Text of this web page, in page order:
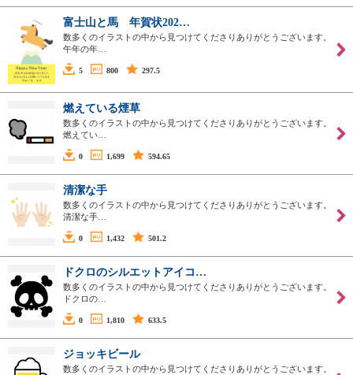
富士山と馬 年賀状202…
数多くのイラストの中から見つけてくださりありがとうございます。
午年の年…
5 800 297.5
燃えている煙草
数多くのイラストの中から見つけてくださりありがとうございます。
燃えてい…
0 1,699 594.65
清潔な手
数多くのイラストの中から見つけてくださりありがとうございます。
清潔な手…
0 1,432 501.2
ドクロのシルエットアイコ…
数多くのイラストの中から見つけてくださりありがとうございます。
ドクロの…
0 1,810 633.5
ジョッキビール
数多くのイラストの中から見つけてくださりありがとうございます。